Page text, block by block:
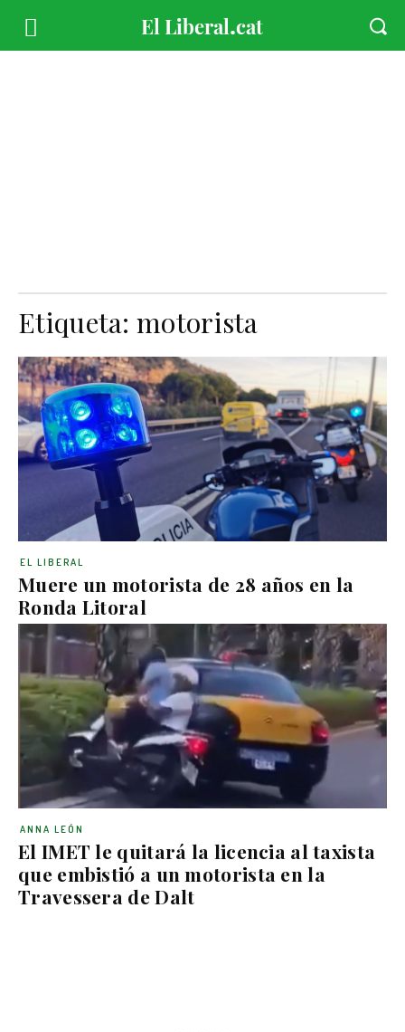
Etiqueta:motorista
Muere un motorista de 28 años en la
Ronda Litoral
EL LIBERAL
El IMET le quitará la licencia al taxista
que embistió a un motorista en la
Travessera de Dalt
ANNA LEÓN